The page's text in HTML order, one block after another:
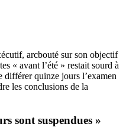
arcbouté sur son objectif
« avant l’été » restait sourd à
différer quinze jours l’examen
les conclusions de la
sont suspendues »